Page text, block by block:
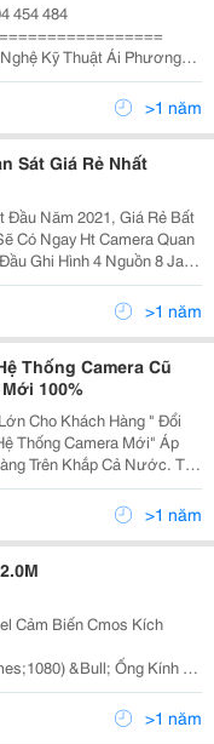
Thuật Ái Phương
01, P. Trung Mỹ Tây, Quận
>1 năm
Sát Giá Rẻ Nhất
Năm 2021, Giá Rẻ Bất
>1 năm
Thống Camera Cũ
100%
Cho Khách Hàng " Đổi
Thống Camera Mới" Áp
Trên Khắp Cả Nước. Thể
Phẩm: 1 Sp Đổi Mới Phí 500.000Đ - 890.000Đ ... >1 năm
Cảm Biến Cmos Kích
&Bull; Ống Kính Cố
58&Deg;(V),
Nén H.265, Độ Nhạy Sáng
>1 năm